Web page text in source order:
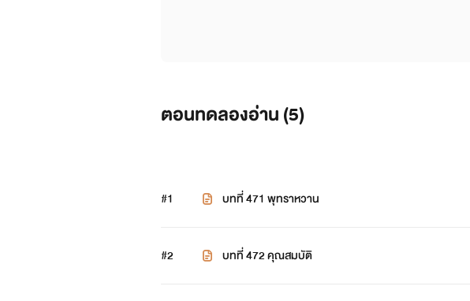
ตอนทดลองอ่าน (5)
#1 บทที่ 471 พุทราหวาน
#2 บทที่ 472 คุณสมบัติ